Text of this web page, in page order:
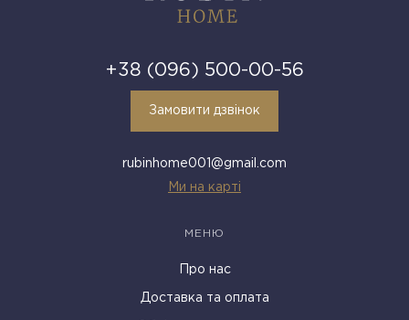
+38 (096) 500-00-56
Замовити дзвінок
rubinhome001@gmail.com
Ми на карті
МЕНЮ
Про нас
Доставка та оплата